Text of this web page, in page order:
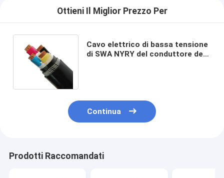
Ottieni Il Miglior Prezzo Per
Cavo elettrico di bassa tensione
di SWA NYRY del conduttore del
Continua
Prodotti Raccomandati